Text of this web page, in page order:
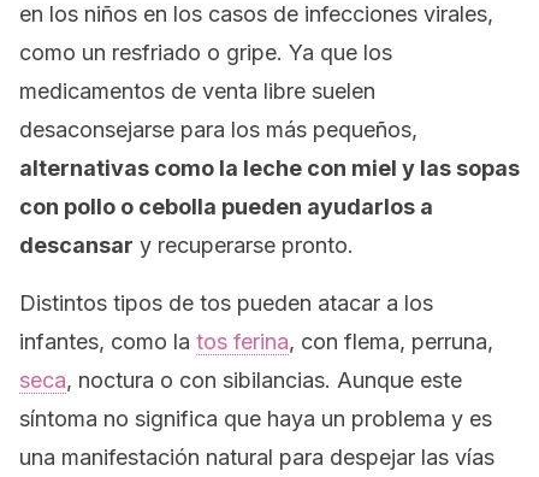
en los niños en los casos de infecciones virales,
como un resfriado o gripe. Ya que los
medicamentos de venta libre suelen
desaconsejarse para los más pequeños,
alternativas como la leche con miel y las sopas
con pollo o cebolla pueden ayudarlos a
descansar y recuperarse pronto.
Distintos tipos de tos pueden atacar a los
infantes, como la tos ferina, con flema, perruna,
seca, noctura o con sibilancias. Aunque este
síntoma no significa que haya un problema y es
una manifestación natural para despejar las vías